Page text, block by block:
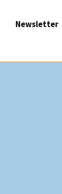
Newsletter